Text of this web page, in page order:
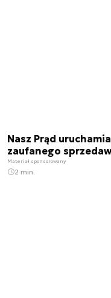
Nasz Prąd
zaufanego
Materiał sponsorowany
2 min.